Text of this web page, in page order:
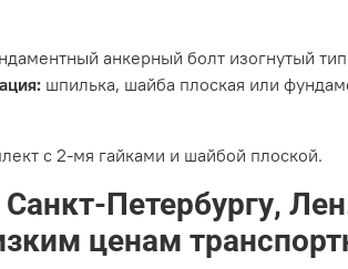
анкерный болт изогнутый
шпилька, шайба плоская или
с 2-мя гайками и шайбой плоской.
Петербургу,
ценам